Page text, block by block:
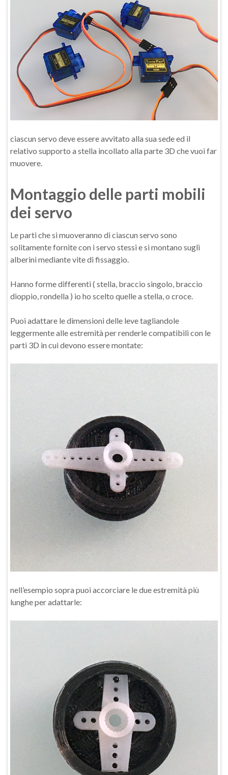
ciascun servo deve essere avvitato alla sua sede ed il
relativo supporto a stella incollato alla parte 3D che vuoi far
muovere.
Montaggio delle parti mobili
dei servo
Le parti che si muoveranno di ciascun servo sono
solitamente fornite con i servo stessi e si montano sugli
alberini mediante vite di fissaggio.
Hanno forme differenti ( stella, braccio singolo, braccio
dioppio, rondella ) io ho scelto quelle a stella, o croce.
Puoi adattare le dimensioni delle leve tagliandole
leggermente alle estremità per renderle compatibili con le
parti 3D in cui devono essere montate:
nell’esempio sopra puoi accorciare le due estremità più
lunghe per adattarle: